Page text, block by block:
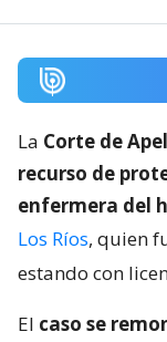
La Corte de
recurso de
enfermera del
Los Ríos, quien
estando con
El caso se